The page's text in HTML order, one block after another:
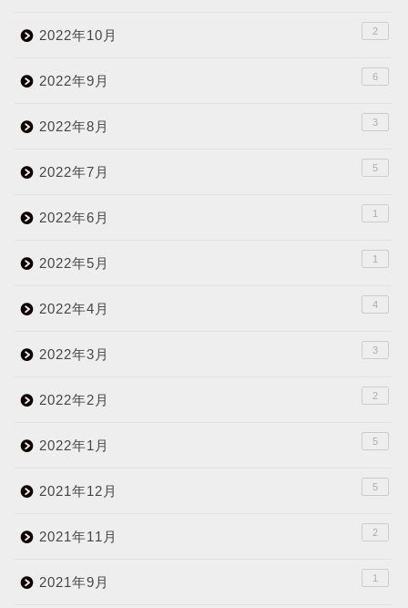
2022年10月 2
2022年9月 6
2022年8月 3
2022年7月 5
2022年6月 1
2022年5月 1
2022年4月 4
2022年3月 3
2022年2月 2
2022年1月 5
2021年12月 5
2021年11月 2
2021年9月 1